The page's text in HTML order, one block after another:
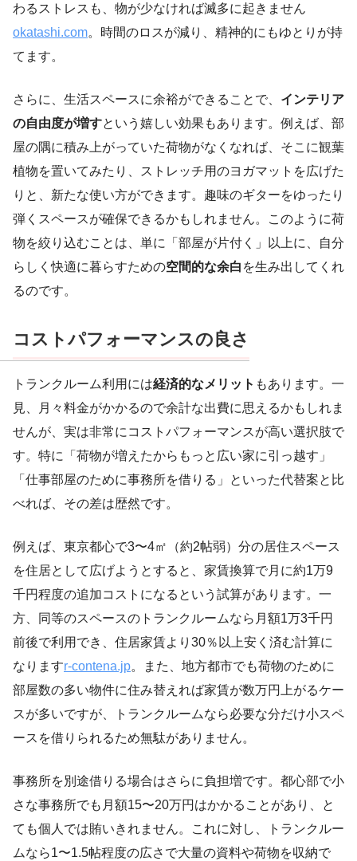
わるストレスも、物が少なければ滅多に起きません
okatashi.com。時間のロスが減り、精神的にもゆとりが持
てます。
さらに、生活スペースに余裕ができることで、 インテリア
の自由度が増すという嬉しい効果もあります。例えば、部
屋の隅に積み上がっていた荷物がなくなれば、そこに観葉
植物を置いてみたり、ストレッチ用のヨガマットを広げた
りと、新たな使い方ができます。趣味のギターをゆったり
弾くスペースが確保できるかもしれません。このように荷
物を絞り込むことは、単に「部屋が片付く」以上に、自分
らしく快適に暮らすための空間的な余白 を生み出してくれ
るのです。
コストパフォーマンスの良さ
トランクルーム利用には経済的なメリット もあります。一
見、月々料金がかかるので余計な出費に思えるかもしれま
せんが、実は非常にコストパフォーマンスが高い選択肢で
す。特に「荷物が増えたからもっと広い家に引っ越す」
「仕事部屋のために事務所を借りる」といった代替案と比
べれば、その差は歴然です。
例えば、東京都心で3〜4㎡（約2帖弱）分の居住スペース
を住居として広げようとすると、家賃換算で月に約1万9
千円程度の追加コストになるという試算があります。一
方、同等のスペースのトランクルームなら月額1万3千円
前後で利用でき、住居家賃より30％以上安く済む計算に
なりますr-contena.jp。また、地方都市でも荷物のために
部屋数の多い物件に住み替えれば家賃が数万円上がるケー
スが多いですが、トランクルームなら必要な分だけ小スペ
ースを借りられるため無駄がありません。
事務所を別途借りる場合はさらに負担増です。都心部で小
さな事務所でも月額15〜20万円はかかることがあり、と
ても個人では賄いきれません。これに対し、トランクルー
ムなら1〜1.5帖程度の広さで大量の資料や荷物を収納で